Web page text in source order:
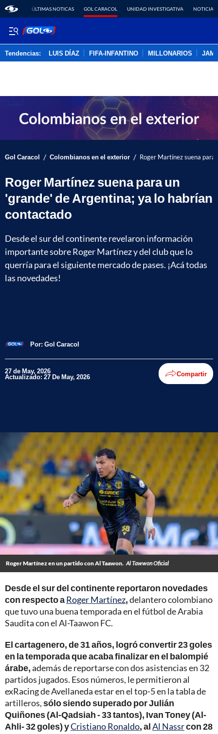
ÚLTIMAS NOTICAS GOL CARACOL UNIDAD INVESTIGATIVA NOTICIAS
Tendencias: LUIS DÍAZ FIFA-INFANTINO MILLONARIOS
Gol Caracol / Colombianos en el exterior / Roger Martínez suena
Roger Martínez suena para un
'grande' de Argentina; ya lo habrían
contactado
Desde el sur del continente revelaron información
importante sobre Roger Martínez y del club que lo
querría para el siguiente mercado de pases. ¡Acá todas
las novedades!
Por: Gol Caracol
27 de May, 2026
Actualizado: 27 De May, 2026 Compartir
Roger Martínez en un partido con Al Taawon. Al Tawwon Oficial
Desde el sur del continente reportaron novedades
con respecto aRoger Martínez,delantero colombiano
que tuvo una buena temporada en el fútbol de Arabia
Saudita con el Al-Taawon FC.
El cartagenero, de 31 años, logró convertir 23 goles
en la temporada que acaba finalizar en el balompié
árabe,además de reportarse con dos asistencias en 32
partidos jugados. Esos números, le permitieron al
exRacing de Avellaneda estar en el top-5 en la tabla de
artilleros,sólo siendo superado por Julián
Quiñones (Al-Qadsiah - 33 tantos), Ivan Toney (Al-
Ahli- 32 goles) yCristiano Ronaldo, alAl Nassrcon 28